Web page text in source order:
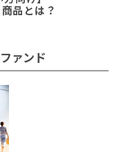
品とは？
ァンド